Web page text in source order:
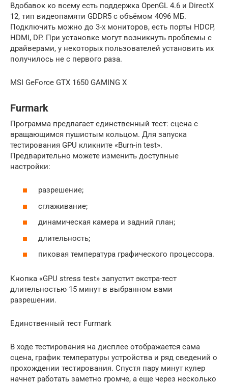
Вдобавок ко всему есть поддержка OpenGL 4.6 и DirectX
12, тип видеопамяти GDDR5 с объёмом 4096 МБ.
Подключить можно до 3-х мониторов, есть порты HDCP,
HDMI, DP. При установке могут возникнуть проблемы с
драйверами, у некоторых пользователей установить их
получилось не с первого раза.
MSI GeForce GTX 1650 GAMING X
Furmark
Программа предлагает единственный тест: сцена с
вращающимся пушистым кольцом. Для запуска
тестирования GPU кликните «Burn-in test».
Предварительно можете изменить доступные
настройки:
разрешение;
сглаживание;
динамическая камера и задний план;
длительность;
пиковая температура графического процессора.
Кнопка «GPU stress test» запустит экстра-тест
длительностью 15 минут в выбранном вами
разрешении.
Единственный тест Furmark
В ходе тестирования на дисплее отображается сама
сцена, график температуры устройства и ряд сведений о
прохождении тестирования. Спустя пару минут кулер
начнет работать заметно громче, а еще через несколько